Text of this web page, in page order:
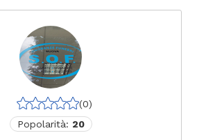
(0)
Popolarità: 20